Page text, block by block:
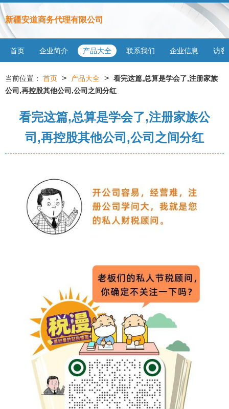
新疆安道商务代理有限公司
首页 企业简介 产品大全 联系我们 企业信息 访客
当前位置： 首页 > 产品大全 > 看完这篇,总算是学会了,注册家族
公司,再控股其他公司,公司之间分红
看完这篇,总算是学会了,注册家族公
司,再控股其他公司,公司之间分红